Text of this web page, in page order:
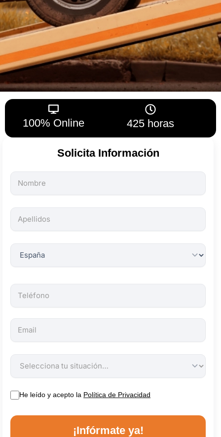
100% Online 425 horas
Solicita Información
Todos
los
son
obligatorios.
He leído y acepto la Política de Privacidad
¡Infórmate ya!